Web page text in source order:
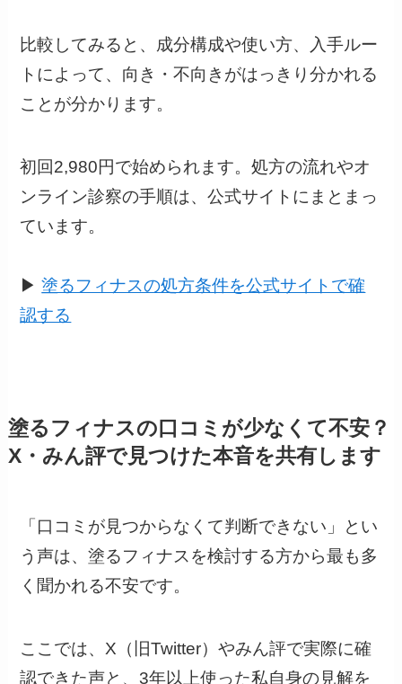
比較してみると、成分構成や使い方、入手ルー
トによって、向き・不向きがはっきり分かれる
ことが分かります。
初回2,980円で始められます。処方の流れやオ
ンライン診察の手順は、公式サイトにまとまっ
ています。
▶︎塗るフィナスの処方条件を公式サイトで確
認する
塗るフィナスの口コミが少なくて不安？
X・みん評で見つけた本音を共有します
「口コミが見つからなくて判断できない」とい
う声は、塗るフィナスを検討する方から最も多
く聞かれる不安です。
ここでは、X（旧Twitter）やみん評で実際に確
認できた声と、3年以上使った私自身の見解を